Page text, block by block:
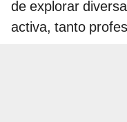
de explorar
activa, tanto